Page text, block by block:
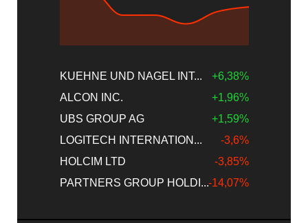
KUEHNE UND NAGEL INT...
+6,38%
ALCON INC.
+1,96%
UBS GROUP AG
+1,59%
LOGITECH INTERNATION...
-3,6%
HOLCIM LTD
-3,85%
PARTNERS GROUP HOLDI...-14,07%